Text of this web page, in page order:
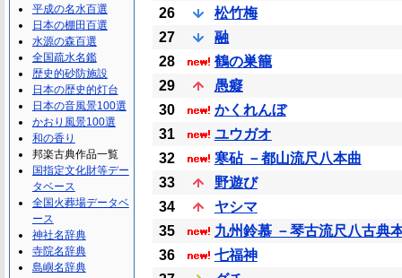
26
松竹梅
27
融
28
鶴の巣籠
29
愚癡
30
かくれんぼ
31
ユウガオ
32
寒砧 －都山流尺八本曲
33
野遊び
34
ヤシマ
35
九州鈴慕 －琴古流尺八古典
36
七福神
平成の名水百選
日本の棚田百選
水源の森百選
全国疏水名鑑
歴史的砂防施設
日本の歴史的灯台
日本の音風景100選
かおり風景100選
和の香り
邦楽古典作品一覧
国指定文化財等デー
タベース
全国火葬場データベ
ース
神社名辞典
寺院名辞典
島嶼名辞典